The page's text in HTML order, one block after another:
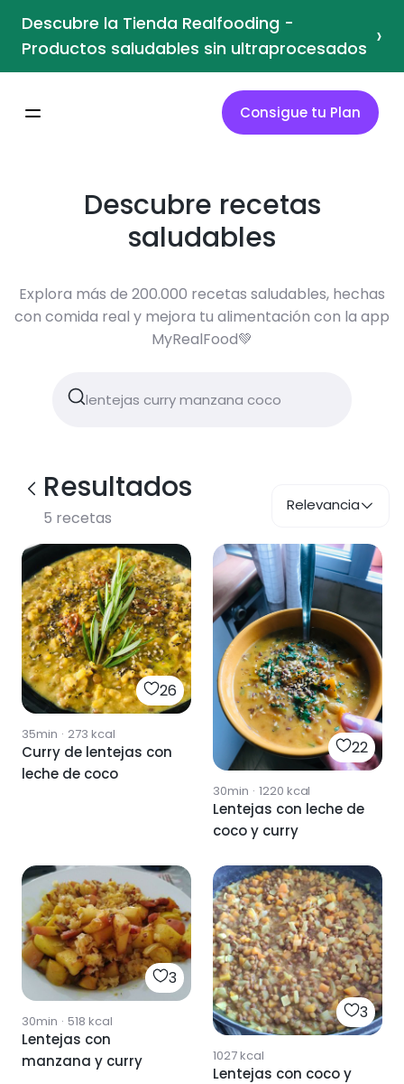
Descubre la Tienda Realfooding -
Productos saludables sin ultraprocesados ›
Consigue tu Plan
Descubre recetas
saludables
Explora más de 200.000 recetas saludables, hechas
con comida real y mejora tu alimentación con la app
MyRealFood💚
Resultados
5 recetas
Relevancia
26
35min · 273 kcal
Curry de lentejas con
leche de coco
22
30min · 1220 kcal
Lentejas con leche de
coco y curry
3
30min · 518 kcal
Lentejas con
manzana y curry
3
1027kcal
Lentejas con coco y